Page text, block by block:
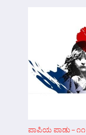
ಪಾಪಿಯ ಪಾಡು – ೧೧